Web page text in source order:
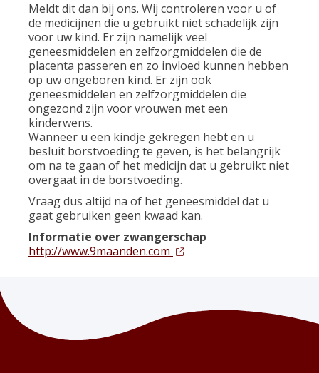
Meldt dit dan bij ons. Wij controleren voor u of
de medicijnen die u gebruikt niet schadelijk zijn
voor uw kind. Er zijn namelijk veel
geneesmiddelen en zelfzorgmiddelen die de
placenta passeren en zo invloed kunnen hebben
op uw ongeboren kind. Er zijn ook
geneesmiddelen en zelfzorgmiddelen die
ongezond zijn voor vrouwen met een
kinderwens.
Wanneer u een kindje gekregen hebt en u
besluit borstvoeding te geven, is het belangrijk
om na te gaan of het medicijn dat u gebruikt niet
overgaat in de borstvoeding.
Vraag dus altijd na of het geneesmiddel dat u
gaat gebruiken geen kwaad kan.
Informatie over zwangerschap
http://www.9maanden.com